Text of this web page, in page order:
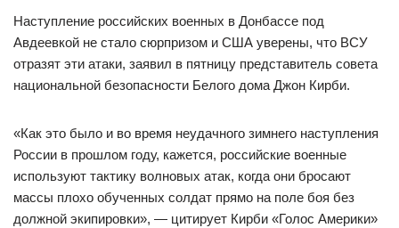
Наступление российских военных в Донбассе под
Авдеевкой не стало сюрпризом и США уверены, что ВСУ
отразят эти атаки, заявил в пятницу представитель совета
национальной безопасности Белого дома Джон Кирби.
«Как это было и во время неудачного зимнего наступления
России в прошлом году, кажется, российские военные
используют тактику волновых атак, когда они бросают
массы плохо обученных солдат прямо на поле боя без
должной экипировки», — цитирует Кирби «Голос Америки»